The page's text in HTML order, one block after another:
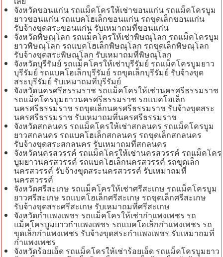
จังหวัดขอนแก่น รถแม็คโครให้เช่าขอนแก่น รถแม็คโครบูม
ยาวขอนแก่น รถแบคโฮเล็กขอนแก่น รถขุดเล็กขอนแก่น
รับจ้างขุดสระขอนแก่น รับเหมาถมที่ขอนแก่น
จังหวัดพิษณุโลก รถแม็คโครให้เช่าพิษณุโลก รถแม็คโครบูม
ยาวพิษณุโลก รถแบคโฮเล็กพิษณุโลก รถขุดเล็กพิษณุโลก
รับจ้างขุดสระพิษณุโลก รับเหมาถมที่พิษณุโลก
จังหวัดบุรีรัมย์ รถแม็คโครให้เช่าบุรีรัมย์ รถแม็คโครบูมยาว
บุรีรัมย์ รถแบคโฮเล็กบุรีรัมย์ รถขุดเล็กบุรีรัมย์ รับจ้างขุด
สระบุรีรัมย์ รับเหมาถมที่บุรีรัมย์
จังหวัดนครศรีธรรมราช รถแม็คโครให้เช่านครศรีธรรมราช
รถแม็คโครบูมยาวนครศรีธรรมราช รถแบคโฮเล็ก
นครศรีธรรมราช รถขุดเล็กนครศรีธรรมราช รับจ้างขุดสระ
นครศรีธรรมราช รับเหมาถมที่นครศรีธรรมราช
จังหวัดสกลนคร รถแม็คโครให้เช่าสกลนคร รถแม็คโครบูม
ยาวสกลนคร รถแบคโฮเล็กสกลนคร รถขุดเล็กสกลนคร
รับจ้างขุดสระสกลนคร รับเหมาถมที่สกลนคร
จังหวัดนครสวรรค์ รถแม็คโครให้เช่านครสวรรค์ รถแม็คโคร
บูมยาวนครสวรรค์ รถแบคโฮเล็กนครสวรรค์ รถขุดเล็ก
นครสวรรค์ รับจ้างขุดสระนครสวรรค์ รับเหมาถมที่
นครสวรรค์
จังหวัดศรีสะเกษ รถแม็คโครให้เช่าศรีสะเกษ รถแม็คโครบูม
ยาวศรีสะเกษ รถแบคโฮเล็กศรีสะเกษ รถขุดเล็กศรีสะเกษ
รับจ้างขุดสระศรีสะเกษ รับเหมาถมที่ศรีสะเกษ
จังหวัดกำแพงเพชร รถแม็คโครให้เช่ากำแพงเพชร รถ
แม็คโครบูมยาวกำแพงเพชร รถแบคโฮเล็กกำแพงเพชร รถ
ขุดเล็กกำแพงเพชร รับจ้างขุดสระกำแพงเพชร รับเหมาถมที่
กำแพงเพชร
จังหวัดร้อยเอ็ด รถแม็คโครให้เช่าร้อยเอ็ด รถแม็คโครบูมยาว